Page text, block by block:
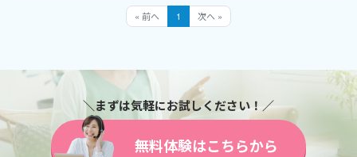
<p>累計提供レッスン数は1万8千件を超えてお
まで多様なレッスンを実施しています。</p>
<ul><li><strong>キッズ英語レッスン
</strong>では、楽しい教材を使用</li><li>
<strong>TOEIC対策</strong>は最新の資料に
基づいてサポーâ¦
« 前へ 1 次へ »
＼まずは気軽にお試しください！／
無料体験はこちらから